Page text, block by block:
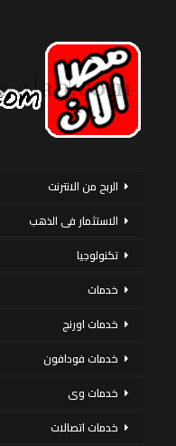
الربح من الانترنت
الاستثمار فى الذهب
تكنولوجيا
خدمات
خدمات اورنج
خدمات فودافون
خدمات وى
خدمات اتصالات